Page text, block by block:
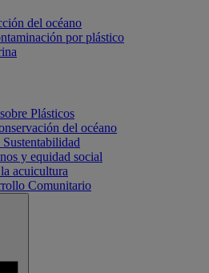
del océano
por plástico
Plásticos
del océano
y equidad social
acuicultura
Comunitario